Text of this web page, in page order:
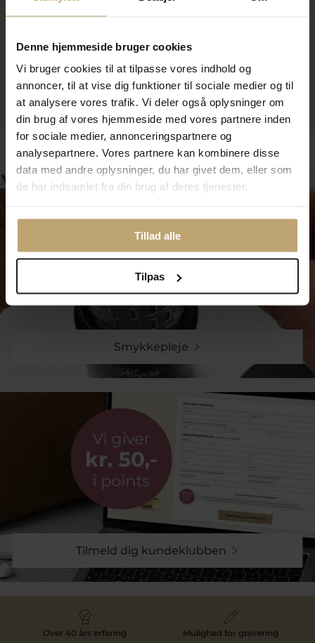
Denne hjemmeside bruger cookies
Vi bruger cookies til at tilpasse vores indhold og
annoncer, til at vise dig funktioner til sociale medier og til
at analysere vores trafik. Vi deler også oplysninger om
din brug af vores hjemmeside med vores partnere inden
for sociale medier, annonceringspartnere og
analysepartnere. Vores partnere kan kombinere disse
data med andre oplysninger, du har givet dem, eller som
de har indsamlet fra din brug af deres tjenester.
Tillad alle
Tilpas
vedhæng 'Mini' sølv rosafg m.
zir
795,00 kr
636,00 kr
På fjernlager
vedhæng 'Trend' rosaforgyldt
sølv m. zirkonia
1.495,00 kr
1.196,00 kr
På fjernlager
Måske er det her relevant for dig?
Smykkepleje
Tilmeld dig kundeklubben
Over 40 års erfaring Mulighed for gravering